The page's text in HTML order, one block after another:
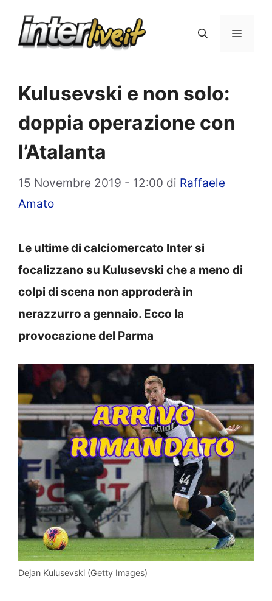
Menu
Kulusevski e non solo:
doppia operazione con
l’Atalanta
15 Novembre 2019 - 12:00 di Raffaele
Amato
Le ultime di calciomercato Inter si
focalizzano su Kulusevski che a meno di
colpi di scena non approderà in
nerazzurro a gennaio. Ecco la
provocazione del Parma
Dejan Kulusevski (Getty Images)